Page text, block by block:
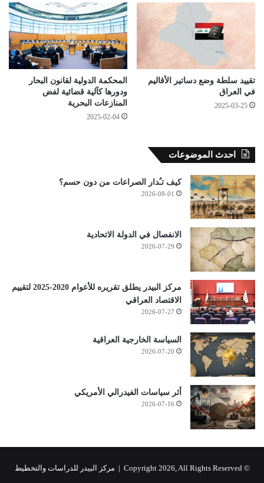
تقييد سلطة وضع دساتير الأقاليم
في العراق
2025-03-25
المحكمة الدولية لقانون البحار
ودورها كآلية قضائية لفض
المنازعات البحرية
2025-02-04
احدث الموضوعات
كيف تـُدار الصراعات من دون حسم؟
2026-08-01
الانفصال في الدولة الاتحادية
2026-07-29
مركز البيدر يطلق تقريره للأعوام 2020-2025 لتقييم
الاقتصاد العراقي
2026-07-27
السياسة الخارجية العراقية
2026-07-20
أثر سياسات الفيدرالي الأمريكي
2026-07-16
© Copyright 2026, All Rights Reserved | مركز البيدر للدراسات والتخطيط